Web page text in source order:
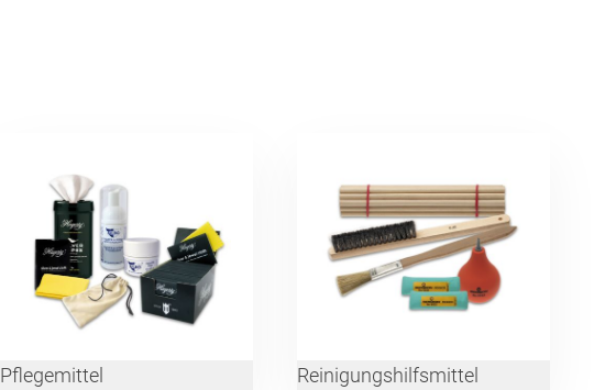
Pflegemittel Reinigungshilfsmittel